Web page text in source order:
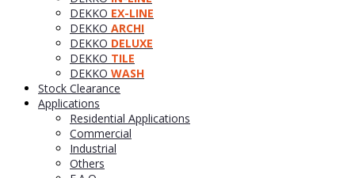
DEKKO EX-LINE
DEKKO ARCHI
DEKKO DELUXE
DEKKO TILE
DEKKO WASH
Stock Clearance
Applications
Residential Applications
Commercial
Industrial
Others